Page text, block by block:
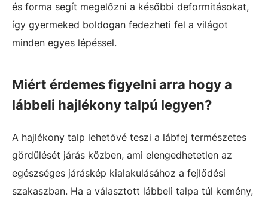
és forma segít megelőzni a későbbi deformitásokat,
így gyermeked boldogan fedezheti fel a világot
minden egyes lépéssel.
Miért érdemes figyelni arra hogy a
lábbeli hajlékony talpú legyen?
A hajlékony talp lehetővé teszi a lábfej természetes
gördülését járás közben, ami elengedhetetlen az
egészséges járáskép kialakulásához a fejlődési
szakaszban. Ha a választott lábbeli talpa túl kemény,